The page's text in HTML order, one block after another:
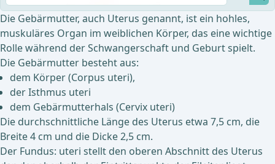
Die Gebärmutter, auch Uterus genannt, ist ein hohles,
muskuläres Organ im weiblichen Körper, das eine wichtige
Rolle während der Schwangerschaft und Geburt spielt.
Die Gebärmutter besteht aus:
dem Körper (Corpus uteri),
der Isthmus uteri
dem Gebärmutterhals (Cervix uteri)
Die durchschnittliche Länge des Uterus etwa 7,5 cm, die
Breite 4 cm und die Dicke 2,5 cm.
Der Fundus: uteri stellt den oberen Abschnitt des Uterus